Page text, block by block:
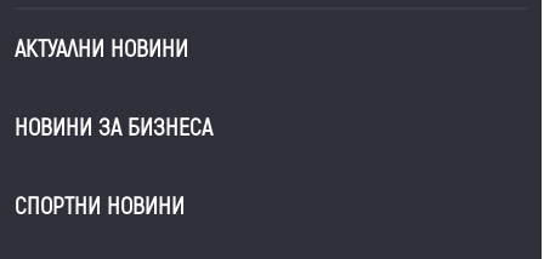
АКТУАЛНИ НОВИНИ
НОВИНИ ЗА БИЗНЕСА
СПОРТНИ НОВИНИ